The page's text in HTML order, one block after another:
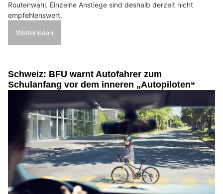
Routenwahl. Einzelne Anstiege sind deshalb derzeit nicht
empfehlenswert.
Weiterlesen
Schweiz: BFU warnt Autofahrer zum
Schulanfang vor dem inneren „Autopiloten“